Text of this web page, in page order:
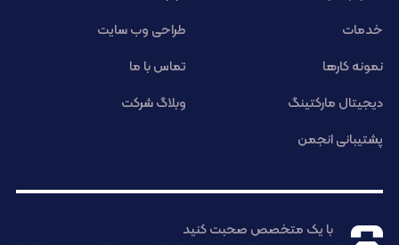
خدمات
طراحی وب سایت
نمونه کارها
تماس با ما
دیجیتال مارکتینگ
وبلاگ شرکت
پشتیبانی انجمن
با یک متخصص صحبت کنید